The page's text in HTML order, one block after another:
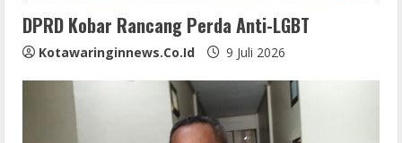
DPRD Kobar Rancang Perda Anti-LGBT
Kotawaringinnews.co.id 9 Juli 2026